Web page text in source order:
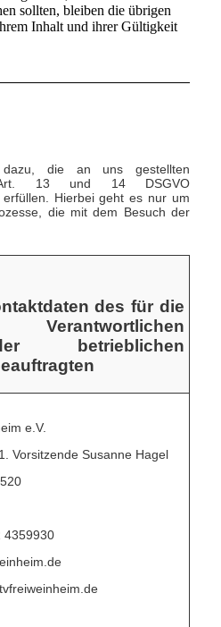
sollten, bleiben die übrigen
Inhalt und ihrer Gültigkeit
die an uns gestellten
Art. 13 und 14 DSGVO
Hierbei geht es nur um
die mit dem Besuch der
des für die
Verantwortlichen
betrieblichen
e.V.
Vorsitzende Susanne Hagel
4359930